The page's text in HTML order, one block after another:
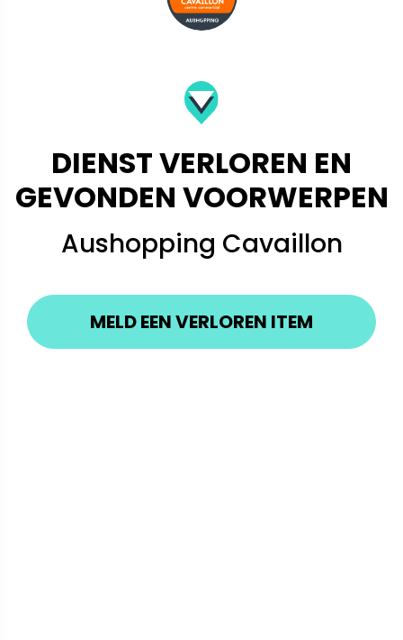
DIENST VERLOREN EN
GEVONDEN VOORWERPEN
Aushopping Cavaillon
MELD EEN VERLOREN ITEM